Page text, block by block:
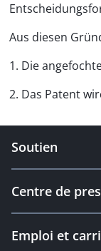
Aus diesen
1. Die
2. Das Patent
Soutien
Centre de
Emploi et